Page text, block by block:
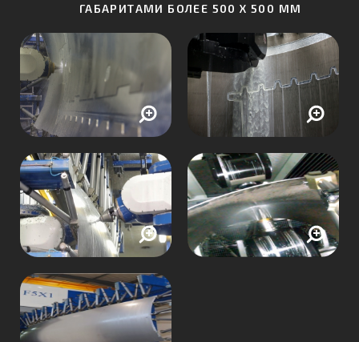
ГАБАРИТАМИ БОЛЕЕ 500 Х 500 ММ